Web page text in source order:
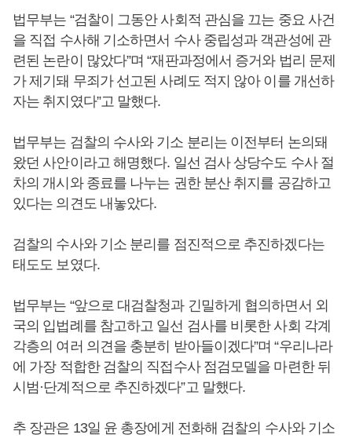
법무부는 “검찰이 그동안 사회적 관심을 끄는 중요 사건
을 직접 수사해 기소하면서 수사 중립성과 객관성에 관
련된 논란이 많았다”며 “재판과정에서 증거와 법리 문제
가 제기돼 무죄가 선고된 사례도 적지 않아 이를 개선하
자는 취지였다”고 말했다.
법무부는 검찰의 수사와 기소 분리는 이전부터 논의돼
왔던 사안이라고 해명했다. 일선 검사 상당수도 수사 절
차의 개시와 종료를 나누는 권한 분산 취지를 공감하고
있다는 의견도 내놓았다.
검찰의 수사와 기소 분리를 점진적으로 추진하겠다는
태도도 보였다.
법무부는 “앞으로 대검찰청과 긴밀하게 협의하면서 외
국의 입법례를 참고하고 일선 검사를 비롯한 사회 각계
각층의 여러 의견을 충분히 받아들이겠다”며 “우리나라
에 가장 적합한 검찰의 직접수사 점검모델을 마련한 뒤
시범·단계적으로 추진하겠다”고 말했다.
추 장관은 13일 윤 총장에게 전화해 검찰의 수사와 기소